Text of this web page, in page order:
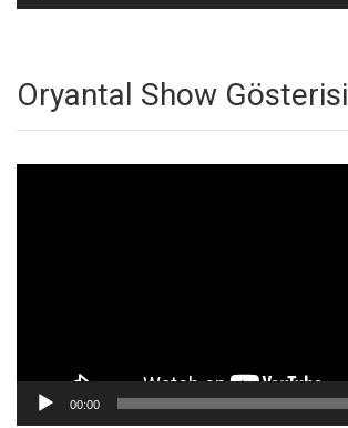
Oryantal Show Gösterisi
00:00